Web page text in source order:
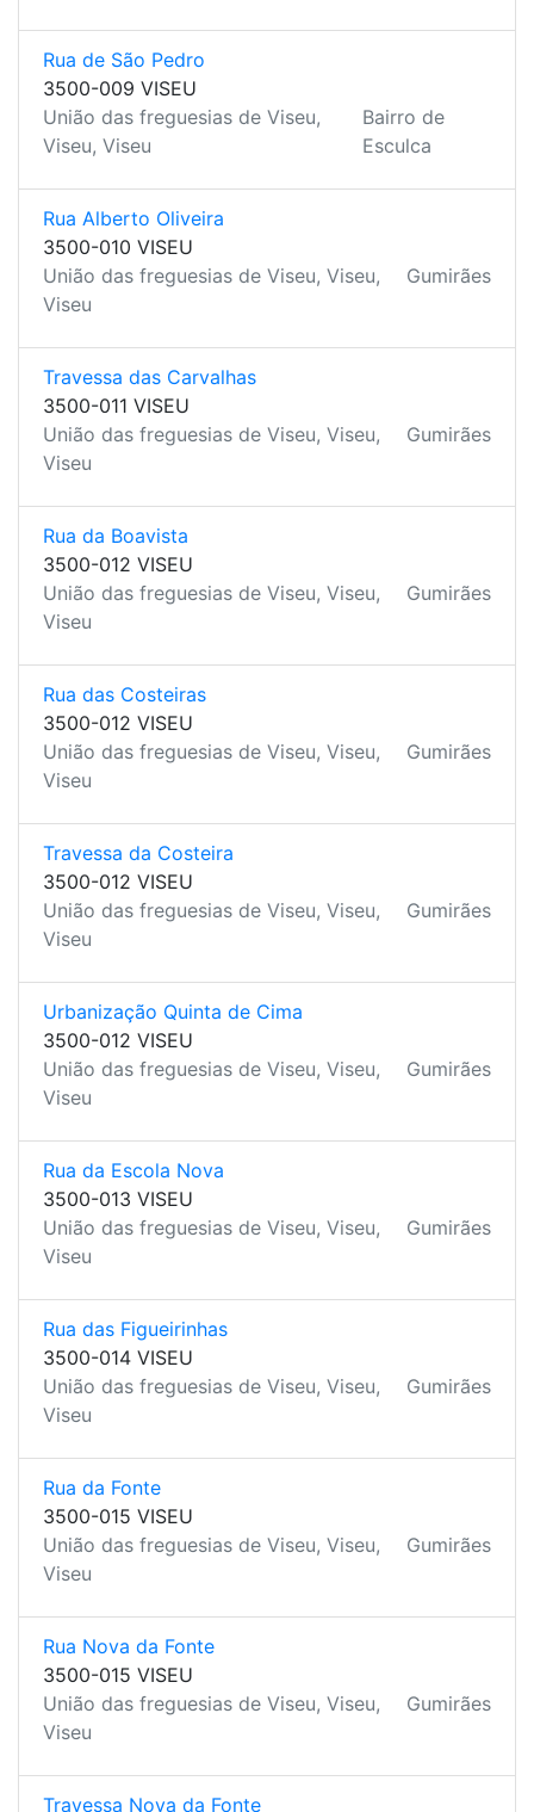
Rua de São Pedro
3500-009 VISEU
União das freguesias de Viseu,
Viseu, Viseu
Bairro de
Esculca
Rua Alberto Oliveira
3500-010 VISEU
União das freguesias de Viseu, Viseu,
Viseu
Gumirães
Travessa das Carvalhas
3500-011 VISEU
União das freguesias de Viseu, Viseu,
Viseu
Gumirães
Rua da Boavista
3500-012 VISEU
União das freguesias de Viseu, Viseu,
Viseu
Gumirães
Rua das Costeiras
3500-012 VISEU
União das freguesias de Viseu, Viseu,
Viseu
Gumirães
Travessa da Costeira
3500-012 VISEU
União das freguesias de Viseu, Viseu,
Viseu
Gumirães
Urbanização Quinta de Cima
3500-012 VISEU
União das freguesias de Viseu, Viseu,
Viseu
Gumirães
Rua da Escola Nova
3500-013 VISEU
União das freguesias de Viseu, Viseu,
Viseu
Gumirães
Rua das Figueirinhas
3500-014 VISEU
União das freguesias de Viseu, Viseu,
Viseu
Gumirães
Rua da Fonte
3500-015 VISEU
União das freguesias de Viseu, Viseu,
Viseu
Gumirães
Rua Nova da Fonte
3500-015 VISEU
União das freguesias de Viseu, Viseu,
Viseu
Gumirães
Travessa Nova da Fonte